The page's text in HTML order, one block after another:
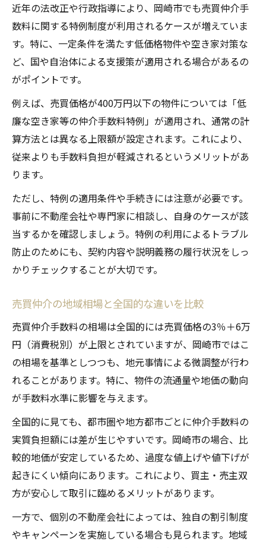
近年の法改正や行政指導により、岡崎市でも売買仲介手
数料に関する特例制度が利用されるケースが増えていま
す。特に、一定条件を満たす低価格物件や空き家対策な
ど、国や自治体による支援策が適用される場合があるの
がポイントです。
例えば、売買価格が400万円以下の物件については「低
廉な空き家等の仲介手数料特例」が適用され、通常の計
算方法とは異なる上限額が設定されます。これにより、
従来よりも手数料負担が軽減されるというメリットがあ
ります。
ただし、特例の適用条件や手続きには注意が必要です。
事前に不動産会社や専門家に相談し、自身のケースが該
当するかを確認しましょう。特例の利用によるトラブル
防止のためにも、契約内容や説明義務の履行状況をしっ
かりチェックすることが大切です。
売買仲介の地域相場と全国的な違いを比較
売買仲介手数料の相場は全国的には売買価格の3％＋6万
円（消費税別）が上限とされていますが、岡崎市ではこ
の相場を基準としつつも、地元事情による微調整が行わ
れることがあります。特に、物件の流通量や地価の動向
が手数料水準に影響を与えます。
全国的に見ても、都市圏や地方都市ごとに仲介手数料の
実質負担額には差が生じやすいです。岡崎市の場合、比
較的地価が安定しているため、過度な値上げや値下げが
起きにくい傾向にあります。これにより、買主・売主双
方が安心して取引に臨めるメリットがあります。
一方で、個別の不動産会社によっては、独自の割引制度
やキャンペーンを実施している場合も見られます。地域